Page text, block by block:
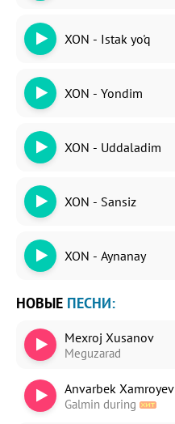
XON - Istak yo'q
XON - Yondim
XON - Uddaladim
XON - Sansiz
XON - Aynanay
НОВЫЕ ПЕСНИ:
Mexroj Xusanov
Meguzarad
Anvarbek Xamroyev
Galmin during